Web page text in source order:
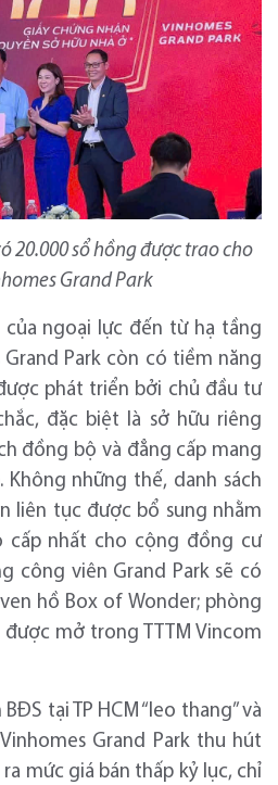
20.000 sổ hồng được trao cho
Grand Park
của ngoại lực đến từ hạ tầng
Park còn có tiềm năng
phát triển bởi chủ đầu tư
đặc biệt là sở hữu riêng
đồng bộ và đẳng cấp mang
những thế, danh sách
liên tục được bổ sung nhằm
cấp nhất cho cộng đồng cư
công viên Grand Park sẽ có
hồ Box of Wonder; phòng
mở trong TTTM Vincom
tại TP HCM “leo thang” và
Grand Park thu hút
mức giá bán thấp kỷ lục, chỉ